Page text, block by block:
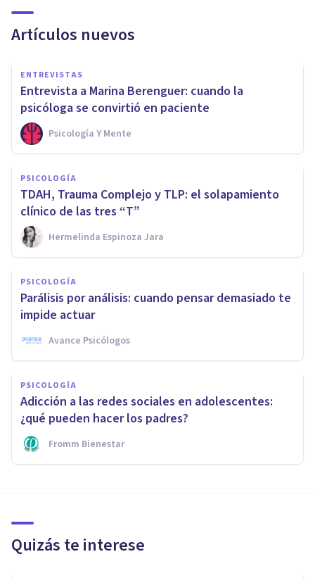
Artículos nuevos
ENTREVISTAS
Entrevista a Marina Berenguer: cuando la
psicóloga se convirtió en paciente
Psicología Y Mente
PSICOLOGÍA
TDAH, Trauma Complejo y TLP: el solapamiento
clínico de las tres “T”
Hermelinda Espinoza Jara
PSICOLOGÍA
Parálisis por análisis: cuando pensar demasiado te
impide actuar
Avance Psicólogos
PSICOLOGÍA
Adicción a las redes sociales en adolescentes:
¿qué pueden hacer los padres?
Fromm Bienestar
Quizás te interese